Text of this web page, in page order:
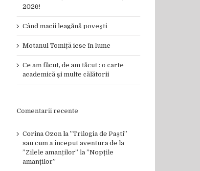
2026!
Când macii leagănă povești
Motanul Tomiță iese în lume
Ce am făcut, de am tăcut : o carte
academică și multe călătorii
Comentarii recente
Corina Ozon la ”Trilogia de Paști”
sau cum a început aventura de la
”Zilele amanților” la ”Nopțile
amanților”